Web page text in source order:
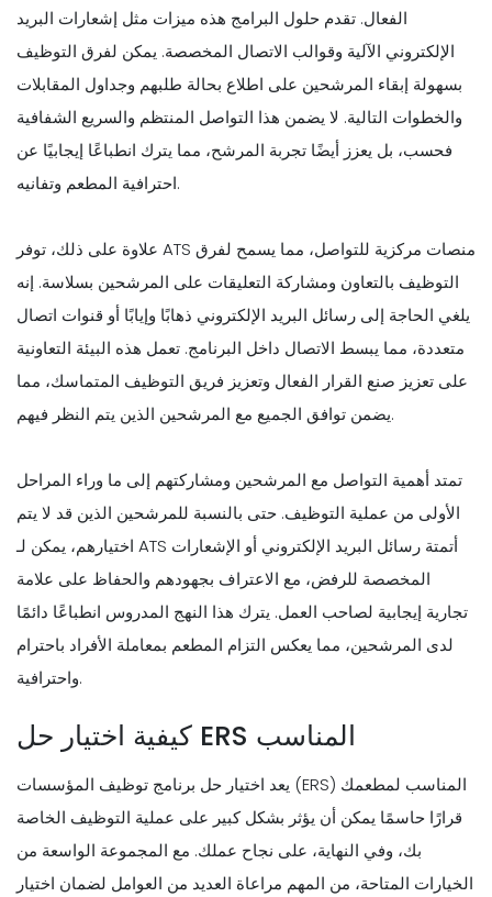
الفعال. تقدم حلول البرامج هذه ميزات مثل إشعارات البريد
الإلكتروني الآلية وقوالب الاتصال المخصصة. يمكن لفرق التوظيف
بسهولة إبقاء المرشحين على اطلاع بحالة طلبهم وجداول المقابلات
والخطوات التالية. لا يضمن هذا التواصل المنتظم والسريع الشفافية
فحسب، بل يعزز أيضًا تجربة المرشح، مما يترك انطباعًا إيجابيًا عن
احترافية المطعم وتفانيه.
علاوة على ذلك، توفر ATS منصات مركزية للتواصل، مما يسمح لفرق
التوظيف بالتعاون ومشاركة التعليقات على المرشحين بسلاسة. إنه
يلغي الحاجة إلى رسائل البريد الإلكتروني ذهابًا وإيابًا أو قنوات اتصال
متعددة، مما يبسط الاتصال داخل البرنامج. تعمل هذه البيئة التعاونية
على تعزيز صنع القرار الفعال وتعزيز فريق التوظيف المتماسك، مما
يضمن توافق الجميع مع المرشحين الذين يتم النظر فيهم.
تمتد أهمية التواصل مع المرشحين ومشاركتهم إلى ما وراء المراحل
الأولى من عملية التوظيف. حتى بالنسبة للمرشحين الذين قد لا يتم
اختيارهم، يمكن لـ ATS أتمتة رسائل البريد الإلكتروني أو الإشعارات
المخصصة للرفض، مع الاعتراف بجهودهم والحفاظ على علامة
تجارية إيجابية لصاحب العمل. يترك هذا النهج المدروس انطباعًا دائمًا
لدى المرشحين، مما يعكس التزام المطعم بمعاملة الأفراد باحترام
واحترافية.
كيفية اختيار حل ERS المناسب
يعد اختيار حل برنامج توظيف المؤسسات (ERS) المناسب لمطعمك
قرارًا حاسمًا يمكن أن يؤثر بشكل كبير على عملية التوظيف الخاصة
بك، وفي النهاية، على نجاح عملك. مع المجموعة الواسعة من
الخيارات المتاحة، من المهم مراعاة العديد من العوامل لضمان اختيار